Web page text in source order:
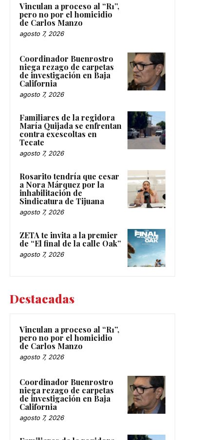
Vinculan a proceso al “R1”,
pero no por el homicidio
de Carlos Manzo
agosto 7, 2026
Coordinador Buenrostro
niega rezago de carpetas
de investigación en Baja
California
agosto 7, 2026
Familiares de la regidora
María Quijada se enfrentan
contra exescoltas en
Tecate
agosto 7, 2026
Rosarito tendría que cesar
a Nora Márquez por la
inhabilitación de
Sindicatura de Tijuana
agosto 7, 2026
ZETA te invita a la premier
de “El final de la calle Oak”
agosto 7, 2026
Destacadas
Vinculan a proceso al “R1”,
pero no por el homicidio
de Carlos Manzo
agosto 7, 2026
Coordinador Buenrostro
niega rezago de carpetas
de investigación en Baja
California
agosto 7, 2026